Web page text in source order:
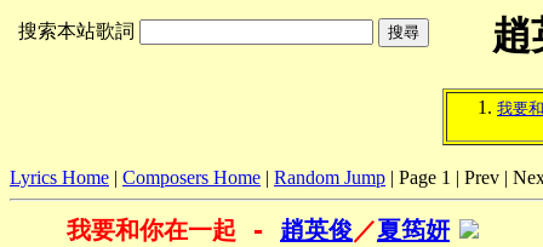
搜索本站歌詞
我要
Lyrics Home | Composers Home | Random Jump | Page 1 | Prev |
我要和你在一起 - 趙英俊／夏筠妍